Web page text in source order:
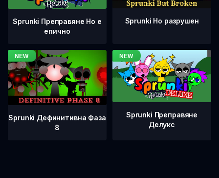
Sprunki Преправяне Но е
епично
Sprunki Но разрушен
Sprunki Дефинитивна Фаза
8
Sprunki Преправяне
Делукс